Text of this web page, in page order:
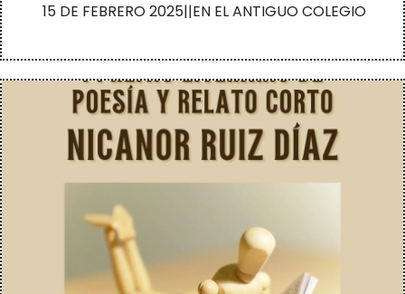
15 DE FEBRERO 2025||EN EL ANTIGUO COLEGIO